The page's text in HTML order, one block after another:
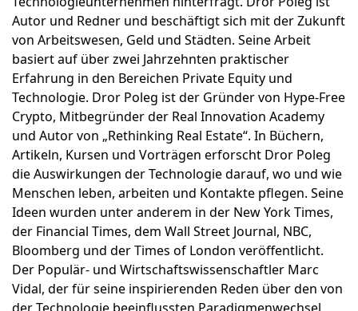
Autor und Redner und beschäftigt sich mit der Zukunft
von Arbeitswesen, Geld und Städten. Seine Arbeit
basiert auf über zwei Jahrzehnten praktischer
Erfahrung in den Bereichen Private Equity und
Technologie. Dror Poleg ist der Gründer von Hype-Free
Crypto, Mitbegründer der Real Innovation Academy
und Autor von „Rethinking Real Estate“. In Büchern,
Artikeln, Kursen und Vorträgen erforscht Dror Poleg
die Auswirkungen der Technologie darauf, wo und wie
Menschen leben, arbeiten und Kontakte pflegen. Seine
Ideen wurden unter anderem in der New York Times,
der Financial Times, dem Wall Street Journal, NBC,
Bloomberg und der Times of London veröffentlicht.
Der Populär- und Wirtschaftswissenschaftler Marc
Vidal, der für seine inspirierenden Reden über den von